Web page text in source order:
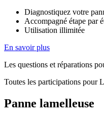
Diagnostiquez votre
Accompagné étape par
Utilisation illimitée
En savoir plus
Les questions et réparations
Toutes les participations pour
Panne lamelleuse